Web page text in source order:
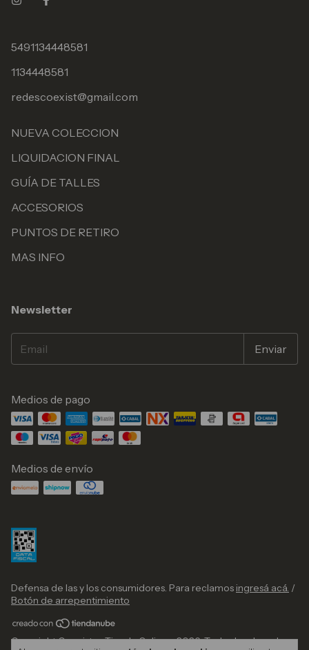
5491134448581
1134448581
redescoexist@gmail.com
NUEVA COLECCION
LIQUIDACION FINAL
GUÍA DE TALLES
ACCESORIOS
PUNTOS DE RETIRO
MAS INFO
Newsletter
Medios de pago
Medios de envío
Defensa de las y los consumidores. Para reclamos ingresá acá. /
Botón de arrepentimiento
Copyright Coexist — Tienda Online - 2026. Todos los derechos